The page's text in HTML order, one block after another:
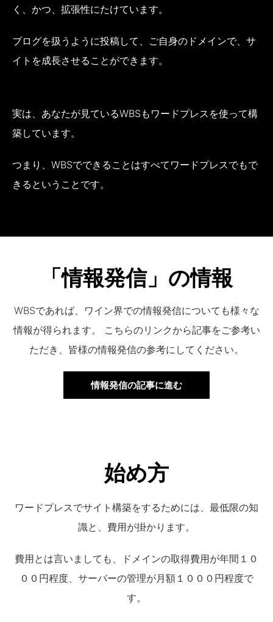
く、かつ、拡張性にたけています。
ブログを扱うように投稿して、ご自身のドメインで、サ
イトを成長させることができます。
実は、あなたが見ているWBSもワードプレスを使って構
築しています。
つまり、WBSでできることはすべてワードプレスでもで
きるということです。
「情報発信」の情報
WBSであれば、ワイン界での情報発信についても様々な
情報が得られます。 こちらのリンクから記事をご参考い
ただき、皆様の情報発信の参考にしてください。
情報発信の記事に進む
始め方
ワードプレスでサイト構築をするためには、最低限の知
識と、費用が掛かります。
費用とは言いましても、ドメインの取得費用が年間１０
００円程度、サーバーの管理が月額１０００円程度で
す。